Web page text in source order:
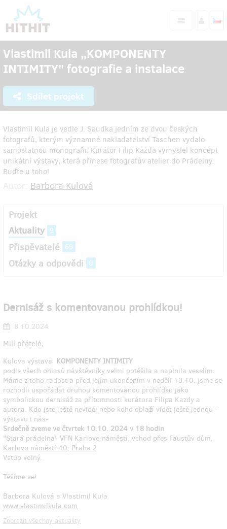
Vlastimil Kula „KOMPONENTY
INTIMITY" fotografie a instalace
Sdílet projekt
Vlastimil Kula je vedle J. Saudka jedním ze dvou českých
fotografů, kterým významné nakladatelství Taschen vydalo
samostatnou monografii. Kurátor Filip Kazda vymyslel koncept
unikátní výstavy, která přinese fotografův atelier do Prádelny.
Buďte u toho!
Barbora Kulová
Projekt
Aktuality 9
Přispěvatelé 69
Otázky a odpovědi 0
Dernisáž s komentovanou prohlídkou!
8.10.2024
Milí přátelé,
Kulova výstava KOMPONENTY INTIMITY
podle všech ohlasů návštěvníky velmi potěšila a naplnila veselím.
Máme z toho radost a před jejím ukončením v neděli 13.10. jsme se
rozhodli uspořádat druhou komentovanou prohlídku jako
symbolickou dernisáž za přítomnosti kurátora Filipa Kazdy a
autora. Kdo jste ještě neviděl nebo koho oblaží vidět ještě jednou -
výstavu i nás-
Srdečně zveme ve čtvrtek 10.10. 2024 v 18 hodin
"Stará prádelna" VFN Karlovo náměstí, vchod přes Faustův dům,
Karlovo náměstí 40, Praha 2
Vstup volný.
Těšíme se!
Barbora Kulová a Vlastimil Kula
www.vlastimilkula.com
Zobrazit všechny aktuality